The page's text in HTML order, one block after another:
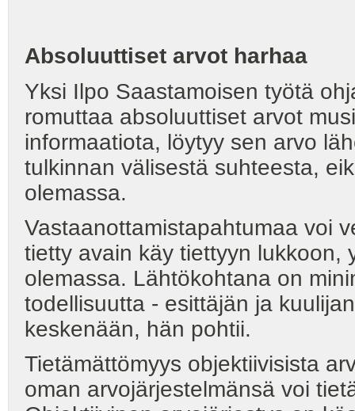
Absoluuttiset arvot harhaa
Yksi Ilpo Saastamoisen työtä
romuttaa absoluuttiset arvot
informaatiota, löytyy sen arvo
tulkinnan välisestä suhteesta,
olemassa.
Vastaanottamistapahtumaa voi
tietty avain käy tiettyyn lukkoon,
olemassa. Lähtökohtana on
todellisuutta - esittäjän ja
keskenään, hän
Tietämättömyys objektiivisista
oman arvojärjestelmänsä voi